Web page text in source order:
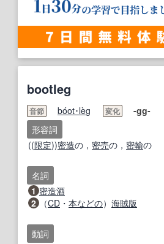
bootleg
音節 boot･lèg 変化 -gg-
形容詞
((限定))密造の， 密売の， 密輸の
名詞
1 密造酒
2
（CD ・ 本などの） 海賊版
動詞